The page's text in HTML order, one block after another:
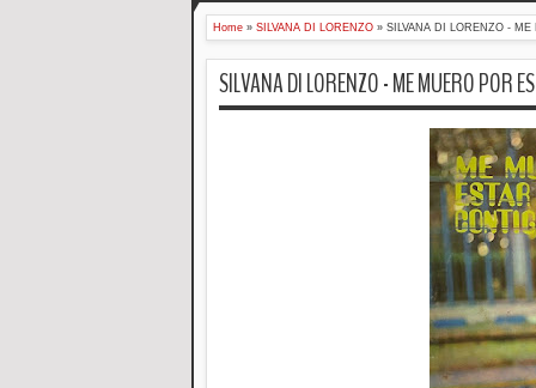
Home » SILVANA DI LORENZO » SILVANA DI LORENZO -
SILVANA DI LORENZO - ME MUERO POR